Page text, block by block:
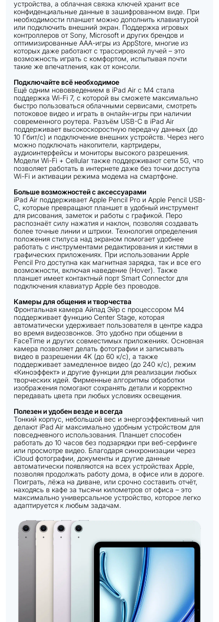
устройства, а облачная связка ключей хранит все
конфиденциальные данные в зашифрованном виде. При
необходимости планшет можно дополнить клавиатурой
или подключить внешний экран. Поддержка игровых
контроллеров от Sony, Microsoft и других брендов и
оптимизированные ААА-игры из AppStore, многие из
которых даже работают с трассировкой лучей – это
возможность играть с комфортом, испытывая почти
такие же впечатления, как от консоли.
Подключайте всё необходимое
Ещё одним нововведением в iPad Air с M4 стала
поддержка Wi-Fi 7, с которой вы сможете максимально
быстро пользоваться облачными сервисами, смотреть
потоковое видео и играть в онлайн-игры при наличии
современного роутера. Разъём USB-C в iPad Air
поддерживает высокоскоростную передачу данных (до
10 Гбит/с) и подключение внешних устройств. Через него
можно подключать накопители, картридеры,
аудиоинтерфейсы и мониторы высокого разрешения.
Модели Wi-Fi + Cellular также поддерживают сети 5G, что
позволяет работать в интернете даже без точки доступа
Wi-Fi и активации режима модема на смартфоне.
Больше возможностей с аксессуарами
iPad Air поддерживает Apple Pencil Pro и Apple Pencil USB-
C, которые превращают планшет в удобный инструмент
для рисования, заметок и работы с графикой. Перо
распознаёт силу нажатия и наклон, позволяя создавать
более точные линии и штрихи. Технология определения
положения стилуса над экраном помогает удобнее
работать с инструментами редактирования и кистями в
графических приложениях. При использовании Apple
Pencil Pro доступна как магнитная зарядка, так и все его
возможности, включая наведение (Hover). Также
планшет имеет контактный порт Smart Connector для
подключения клавиатур Apple без проводов.
Камеры для общения и творчества
Фронтальная камера Айпад Эйр с процессором M4
поддерживает функцию Center Stage, которая
автоматически удерживает пользователя в центре кадра
во время видеозвонков. Это удобно при общении в
FaceTime и других совместимых приложениях. Основная
камера позволяет делать фотографии и записывать
видео в разрешении 4K (до 60 к/с), а также
поддерживает замедленное видео (до 240 к/с), режим
«Киноэффект» и другие функции для реализации любых
творческих идей. Фирменные алгоритмы обработки
изображения помогают сохранять детали и корректно
передавать цвета при любых условиях освещения.
Полезен и удобен везде и всегда
Тонкий корпус, небольшой вес и энергоэффективный чип
делают iPad Air максимально удобным устройством для
повседневного использования. Планшет способен
работать до 10 часов без подзарядки при веб-серфинге
или просмотре видео. Благодаря синхронизации через
iCloud фотографии, документы и другие данные
автоматически появляются на всех устройствах Apple,
позволяя продолжать работу дома, в офисе или в дороге.
Поиграть, лёжа на диване, или срочно составить отчёт,
находясь в кафе за тысячи километров от офиса – это
максимально универсальное устройство, которое легко
адаптируется к любым задачам.